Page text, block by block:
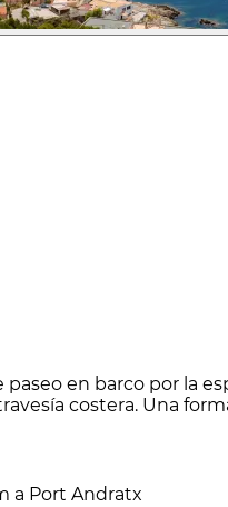
en barco por la
costera. Una
a Port Andratx